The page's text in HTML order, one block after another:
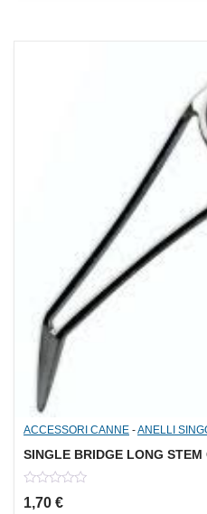
ACCESSORI CANNE -ANELLI
SINGLE BRIDGE LONG
0
out
1,70 €